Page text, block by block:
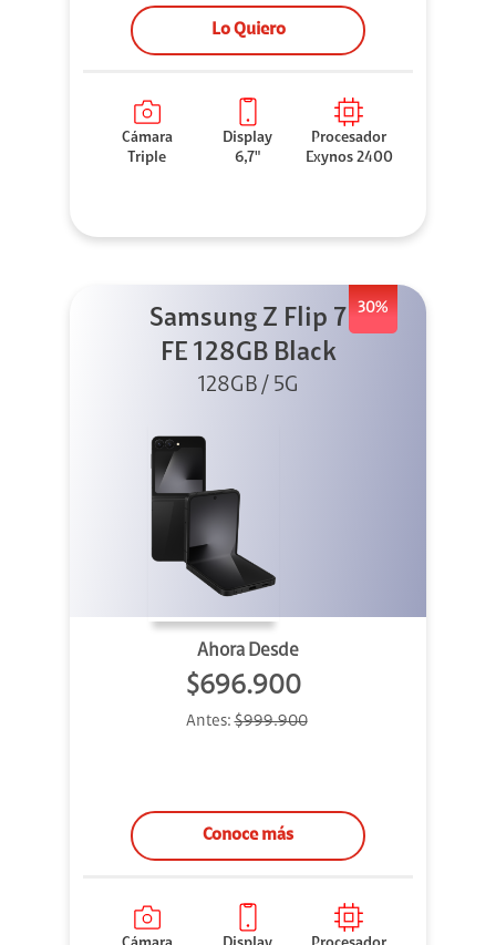
Lo Quiero
Cámara
Triple
Display
6,7"
Procesador
Exynos 2400
30%
Samsung Z Flip 7
FE 128GB Black
128GB / 5G
Ahora Desde
$696.900
Antes:$999.900
Conoce más